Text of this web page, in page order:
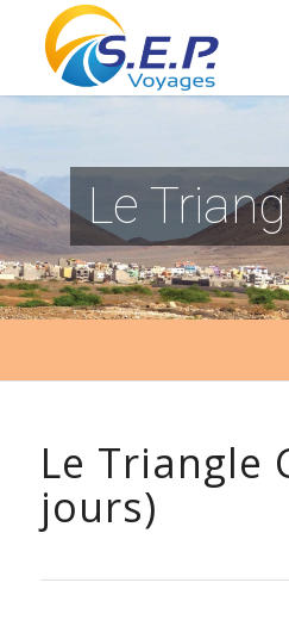
Le
Le Triangle
jours)